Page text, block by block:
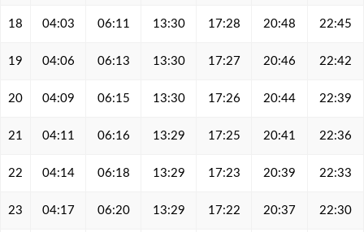
18 04:03 06:11 13:30 17:28 20:48 22:45
19 04:06 06:13 13:30 17:27 20:46 22:42
20 04:09 06:15 13:30 17:26 20:44 22:39
21 04:11 06:16 13:29 17:25 20:41 22:36
22 04:14 06:18 13:29 17:23 20:39 22:33
23 04:17 06:20 13:29 17:22 20:37 22:30